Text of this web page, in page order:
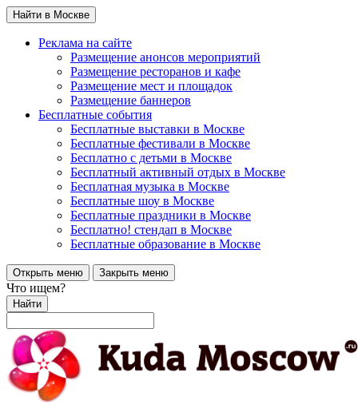
Найти в Москве
Реклама на сайте
Размещение анонсов мероприятий
Размещение ресторанов и кафе
Размещение мест и площадок
Размещение баннеров
Бесплатные события
Бесплатные выставки в Москве
Бесплатные фестивали в Москве
Бесплатно с детьми в Москве
Бесплатный активный отдых в Москве
Бесплатная музыка в Москве
Бесплатные шоу в Москве
Бесплатные праздники в Москве
Бесплатно! стендап в Москве
Бесплатные образование в Москве
Открыть меню Закрыть меню
Что ищем?
Найти